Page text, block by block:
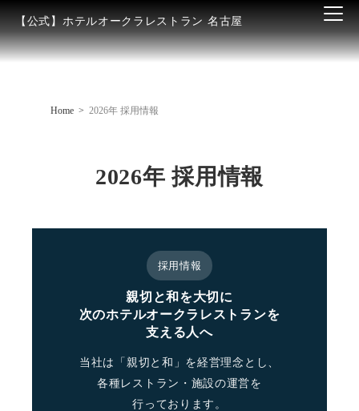
【公式】ホテルオークラレストラン 名古屋
Home 2026年 採用情報
2026年 採用情報
採用情報
親切と和を大切に
次のホテルオークラレストランを
支える人へ
当社は「親切と和」を経営理念とし、
各種レストラン・施設の運営を
行っております。